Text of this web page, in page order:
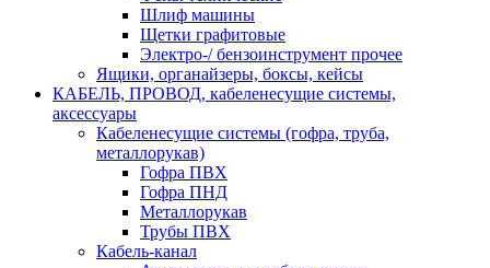
Шлиф машины
Щетки графитовые
Электро-/ бензоинструмент прочее
Ящики, органайзеры, боксы, кейсы
КАБЕЛЬ, ПРОВОД, кабеленесущие системы,
аксессуары
Кабеленесущие системы (гофра, труба,
металлорукав)
Гофра ПВХ
Гофра ПНД
Металлорукав
Трубы ПВХ
Кабель-канал